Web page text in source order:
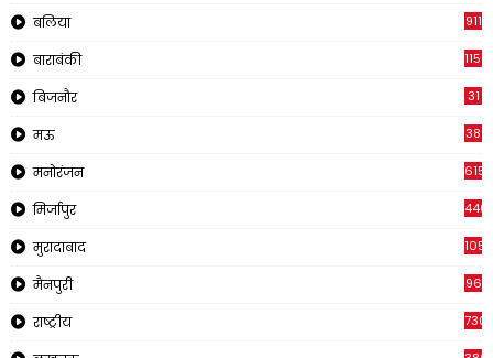
बलिया 911
बाराबंकी 1150
बिजनौर 31
मऊ 38
मनोरंजन 615
मिर्जापुर 440
मुरादाबाद 1056
मैनपुरी 96
राष्ट्रीय